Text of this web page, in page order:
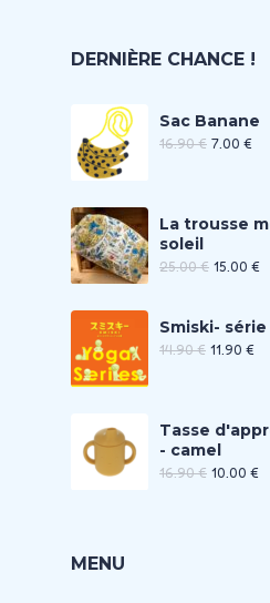
DERNIÈRE CHANCE !
Sac Banane
16.90€ 7.00 €
La trousse
soleil
25.00€ 15.00 €
Smiski- série
14.90€ 11.90 €
Tasse
- camel
16.90€ 10.00 €
MENU